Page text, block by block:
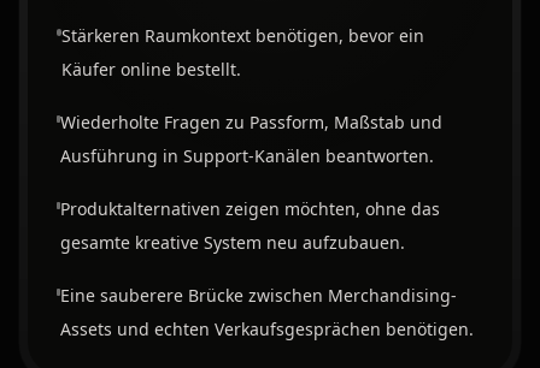
Stärkeren Raumkontext benötigen, bevor ein
Käufer online bestellt.
Wiederholte Fragen zu Passform, Maßstab und
Ausführung in Support-Kanälen beantworten.
Produktalternativen zeigen möchten, ohne das
gesamte kreative System neu aufzubauen.
Eine sauberere Brücke zwischen Merchandising-
Assets und echten Verkaufsgesprächen benötigen.